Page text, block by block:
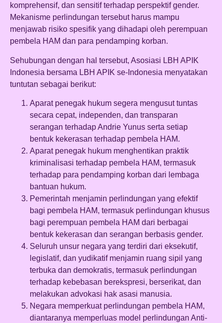
komprehensif, dan sensitif terhadap perspektif gender.
Mekanisme perlindungan tersebut harus mampu
menjawab risiko spesifik yang dihadapi oleh perempuan
pembela HAM dan para pendamping korban.
Sehubungan dengan hal tersebut, Asosiasi LBH APIK
Indonesia bersama LBH APIK se-Indonesia menyatakan
tuntutan sebagai berikut:
Aparat penegak hukum segera mengusut tuntas
secara cepat, independen, dan transparan
serangan terhadap Andrie Yunus serta setiap
bentuk kekerasan terhadap pembela HAM.
Aparat penegak hukum menghentikan praktik
kriminalisasi terhadap pembela HAM, termasuk
terhadap para pendamping korban dari lembaga
bantuan hukum.
Pemerintah menjamin perlindungan yang efektif
bagi pembela HAM, termasuk perlindungan khusus
bagi perempuan pembela HAM dari berbagai
bentuk kekerasan dan serangan berbasis gender.
Seluruh unsur negara yang terdiri dari eksekutif,
legislatif, dan yudikatif menjamin ruang sipil yang
terbuka dan demokratis, termasuk perlindungan
terhadap kebebasan berekspresi, berserikat, dan
melakukan advokasi hak asasi manusia.
Negara memperkuat perlindungan pembela HAM,
diantaranya memperluas model perlindungan Anti-